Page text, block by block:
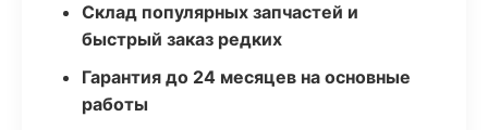
Склад популярных запчастей и
быстрый заказ редких
Гарантия до 24 месяцев на основные
работы